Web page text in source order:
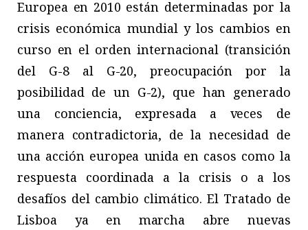
Europea en 2010 están determinadas por la
crisis económica mundial y los cambios en
curso en el orden internacional (transición
del G-8 al G-20, preocupación por la
posibilidad de un G-2), que han generado
una conciencia, expresada a veces de
manera contradictoria, de la necesidad de
una acción europea unida en casos como la
respuesta coordinada a la crisis o a los
desafíos del cambio climático. El Tratado de
Lisboa ya en marcha abre nuevas